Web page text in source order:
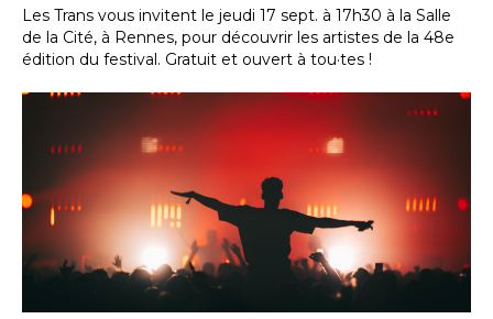
Les Trans vous invitent le jeudi 17 sept. à 17h30 à la Salle
de la Cité, à Rennes, pour découvrir les artistes de la 48e
édition du festival. Gratuit et ouvert à tou·tes !